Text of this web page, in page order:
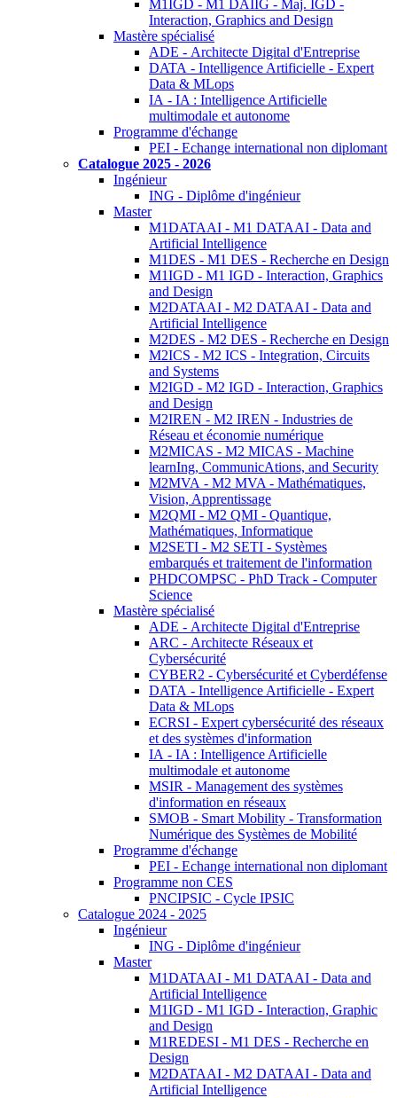
M1IGD - M1 DAIIG - Maj. IGD -
Interaction, Graphics and Design
Mastère spécialisé
ADE - Architecte Digital d'Entreprise
DATA - Intelligence Artificielle - Expert
Data & MLops
IA - IA : Intelligence Artificielle
multimodale et autonome
Programme d'échange
PEI - Echange international non diplomant
Catalogue 2025 - 2026
Ingénieur
ING - Diplôme d'ingénieur
Master
M1DATAAI - M1 DATAAI - Data and
Artificial Intelligence
M1DES - M1 DES - Recherche en Design
M1IGD - M1 IGD - Interaction, Graphics
and Design
M2DATAAI - M2 DATAAI - Data and
Artificial Intelligence
M2DES - M2 DES - Recherche en Design
M2ICS - M2 ICS - Integration, Circuits
and Systems
M2IGD - M2 IGD - Interaction, Graphics
and Design
M2IREN - M2 IREN - Industries de
Réseau et économie numérique
M2MICAS - M2 MICAS - Machine
learnIng, CommunicAtions, and Security
M2MVA - M2 MVA - Mathématiques,
Vision, Apprentissage
M2QMI - M2 QMI - Quantique,
Mathématiques, Informatique
M2SETI - M2 SETI - Systèmes
embarqués et traitement de l'information
PHDCOMPSC - PhD Track - Computer
Science
Mastère spécialisé
ADE - Architecte Digital d'Entreprise
ARC - Architecte Réseaux et
Cybersécurité
CYBER2 - Cybersécurité et Cyberdéfense
DATA - Intelligence Artificielle - Expert
Data & MLops
ECRSI - Expert cybersécurité des réseaux
et des systèmes d'information
IA - IA : Intelligence Artificielle
multimodale et autonome
MSIR - Management des systèmes
d'information en réseaux
SMOB - Smart Mobility - Transformation
Numérique des Systèmes de Mobilité
Programme d'échange
PEI - Echange international non diplomant
Programme non CES
PNCIPSIC - Cycle IPSIC
Catalogue 2024 - 2025
Ingénieur
ING - Diplôme d'ingénieur
Master
M1DATAAI - M1 DATAAI - Data and
Artificial Intelligence
M1IGD - M1 IGD - Interaction, Graphic
and Design
M1REDESI - M1 DES - Recherche en
Design
M2DATAAI - M2 DATAAI - Data and
Artificial Intelligence